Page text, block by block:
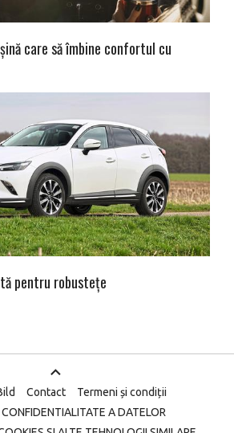
care să îmbine confortul cu
pentru robustețe
Contact
Termeni și condiții
A DATELOR